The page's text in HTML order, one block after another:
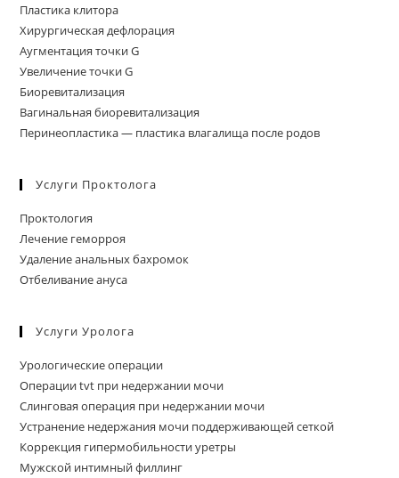
Пластика клитора
Хирургическая дефлорация
Аугментация точки G
Увеличение точки G
Биоревитализация
Вагинальная биоревитализация
Перинеопластика — пластика влагалища после родов
Услуги Проктолога
Проктология
Лечение геморроя
Удаление анальных бахромок
Отбеливание ануса
Услуги Уролога
Урологические операции
Операции tvt при недержании мочи
Слинговая операция при недержании мочи
Устранение недержания мочи поддерживающей сеткой
Коррекция гипермобильности уретры
Мужской интимный филлинг